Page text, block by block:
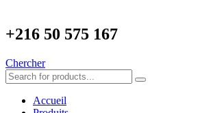
+216 50 575 167
Chercher
Accueil